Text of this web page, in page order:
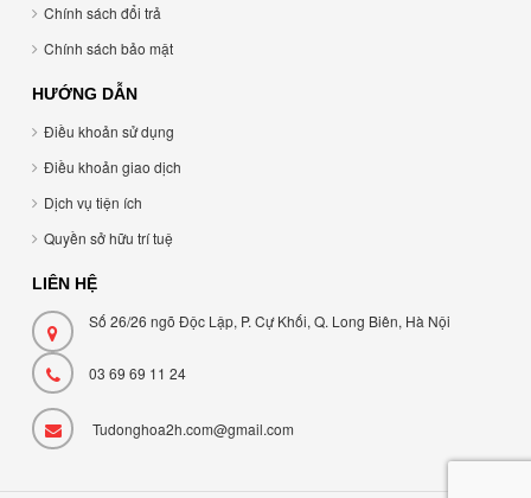
Chính sách đổi trả
Chính sách bảo mật
HƯỚNG DẪN
Điều khoản sử dụng
Điều khoản giao dịch
Dịch vụ tiện ích
Quyền sở hữu trí tuệ
LIÊN HỆ
Số 26/26 ngõ Độc Lập, P. Cự Khối, Q. Long Biên, Hà Nội
03 69 69 11 24
Tudonghoa2h.com@gmail.com